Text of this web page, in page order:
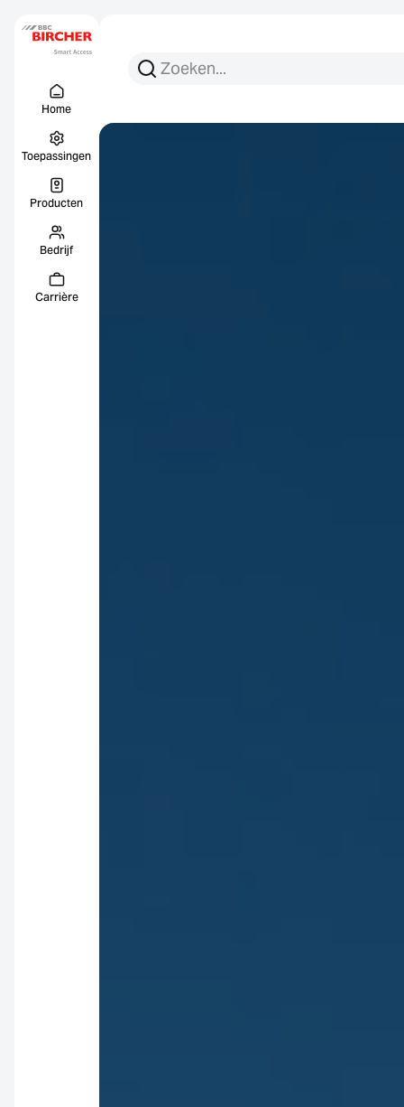
Home
Toepassingen
Producten
Bedrijf
Carrière
Zoeken:
Zoek op